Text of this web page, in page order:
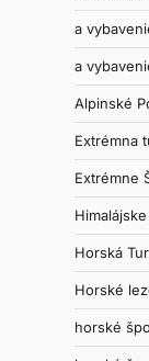
a
a
Alpinské
Extrémna
Extrémne
Horská
Horské
horské